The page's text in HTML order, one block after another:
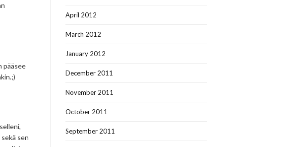
pääsee
sen
April 2012
March 2012
January 2012
December 2011
November 2011
October 2011
September 2011